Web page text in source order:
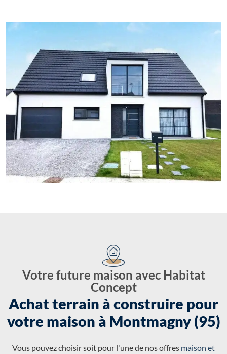
Votre future maison avec Habitat
Concept
Achat terrain à construire pour
votre maison à Montmagny (95)
Vous pouvez choisir soit pour l'une de nos offres maison et